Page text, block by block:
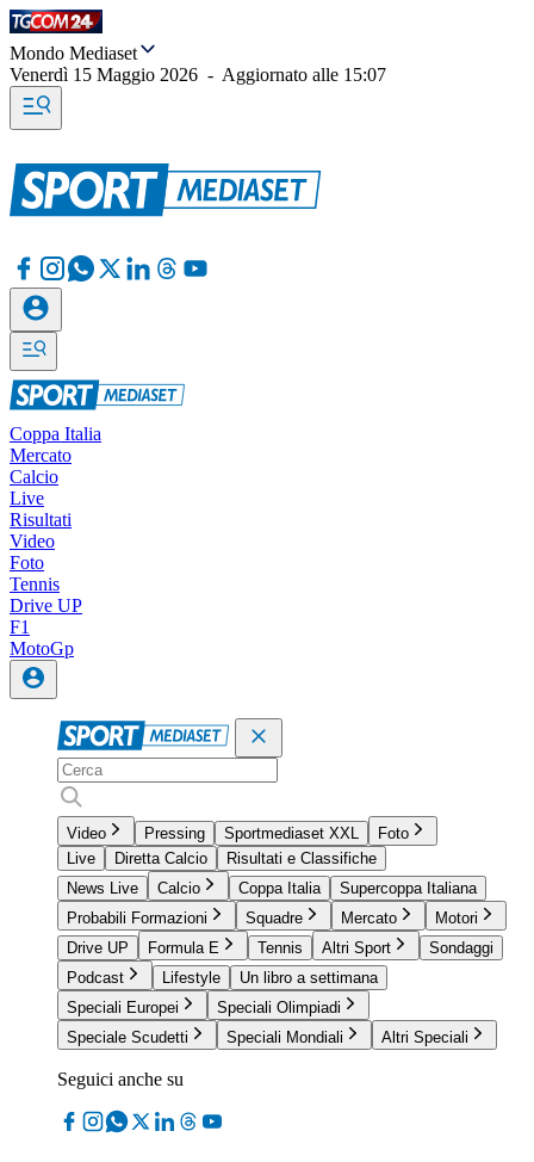
Mondo Mediaset
Venerdì 15 Maggio 2026 - Aggiornato alle 15:07
Coppa Italia
Mercato
Calcio
Live
Risultati
Video
Foto
Tennis
Drive UP
F1
MotoGp
Video Pressing Sportmediaset XXL
Foto
Live
Diretta Calcio
Risultati e Classifiche
News Live
Calcio Coppa Italia
Supercoppa Italiana
Probabili Formazioni
Squadre Mercato
Motori
Drive UP
Formula E Tennis Altri Sport
Sondaggi
Podcast
Lifestyle
Un libro a settimana
Speciali Europei
Speciali Olimpiadi
Speciale Scudetti
Speciali Mondiali Altri Speciali
Seguici anche su